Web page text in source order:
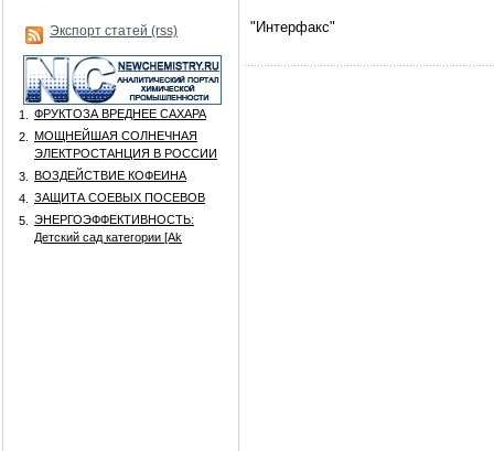
Экспорт статей (rss)
1.
ФРУКТОЗА ВРЕДНЕЕ САХАРА
2.
МОЩНЕЙШАЯ СОЛНЕЧНАЯ
ЭЛЕКТРОСТАНЦИЯ В РОССИИ
3.
ВОЗДЕЙСТВИЕ КОФЕИНА
4.
ЗАЩИТА СОЕВЫХ ПОСЕВОВ
5.
ЭНЕРГОЭФФЕКТИВНОСТЬ:
Детский сад категории [Аk
"Интерфакс"